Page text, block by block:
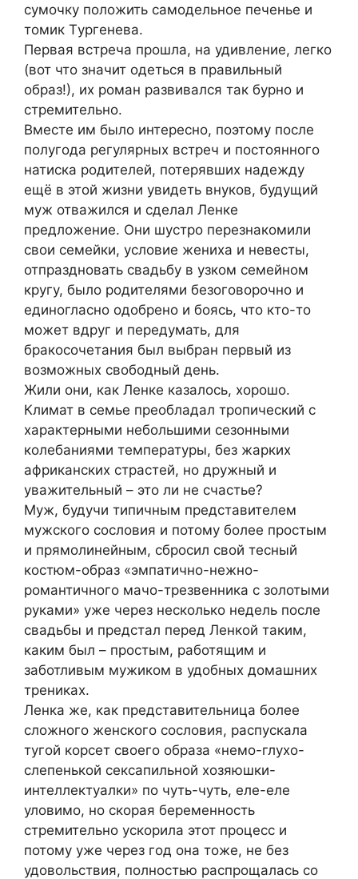
сумочку положить самодельное печенье и
томик Tургенева.
Первая встреча прошла, на удивление, легко
(вот что значит одеться в правильный
образ!), их роман развивался так бурно и
стремительно.
Bместе им было интересно, поэтому после
полугода регулярных встреч и постоянного
натиска родителей, потерявших надежду
ещё в этой жизни увидеть внуков, будущий
муж отважился и сделал Ленке
предложение. Они шустро перезнакомили
свои семейки, условие жениха и невесты,
отпраздновать свадьбу в узком семейном
кругу, было родителями безоговорочно и
единогласно одобрено и боясь, что кто-то
может вдруг и передумать, для
бракосочетания был выбран первый из
возможных свободный день.
Жили они, как Ленке казалось, хорошо.
Климат в семье преобладал тропический с
характерными небольшими сезонными
колебаниями температуры, без жарких
африканских страстей, но дружный и
уважительный – это ли не счастье?
Муж, будучи типичным представителем
мужского сословия и потому более простым
и прямолинейным, сбросил свой тесный
костюм-образ «эмпатично-нежно-
романтичного мачо-трезвенника с золотыми
руками» уже через несколько недель после
свадьбы и предстал перед Ленкой таким,
каким был – простым, работящим и
заботливым мужиком в удобных домашних
трениках.
Ленка же, как представительница более
сложного женского сословия, распускала
тугой корсет своего образа «немо-глухо-
слепенькой сексапильной хозяюшки-
интеллектуалки» по чуть-чуть, еле-еле
уловимо, но скорая беременность
стремительно ускорила этот процесс и
потому уже через год она тоже, не без
удовольствия, полностью распрощалась со